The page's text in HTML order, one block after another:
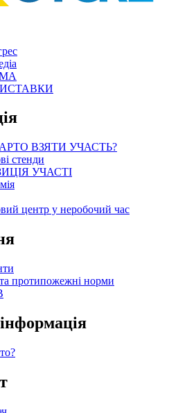
ВЗЯТИ УЧАСТЬ?
стенди
УЧАСТІ
центр у неробочий час
та протипожежні норми